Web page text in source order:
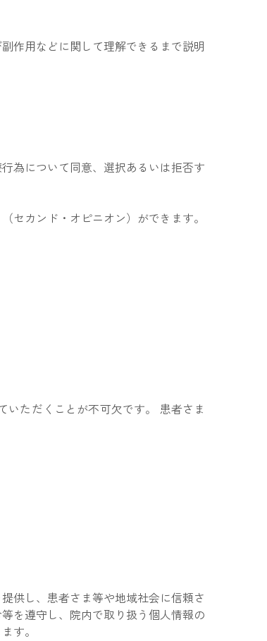
作用などに関して理解できるまで説明
為について同意、選択あるいは拒否す
セカンド・オピニオン）ができます。
ただくことが不可欠です。 患者さま
供し、患者さま等や地域社会に信頼さ
を遵守し、院内で取り扱う個人情報の
す。